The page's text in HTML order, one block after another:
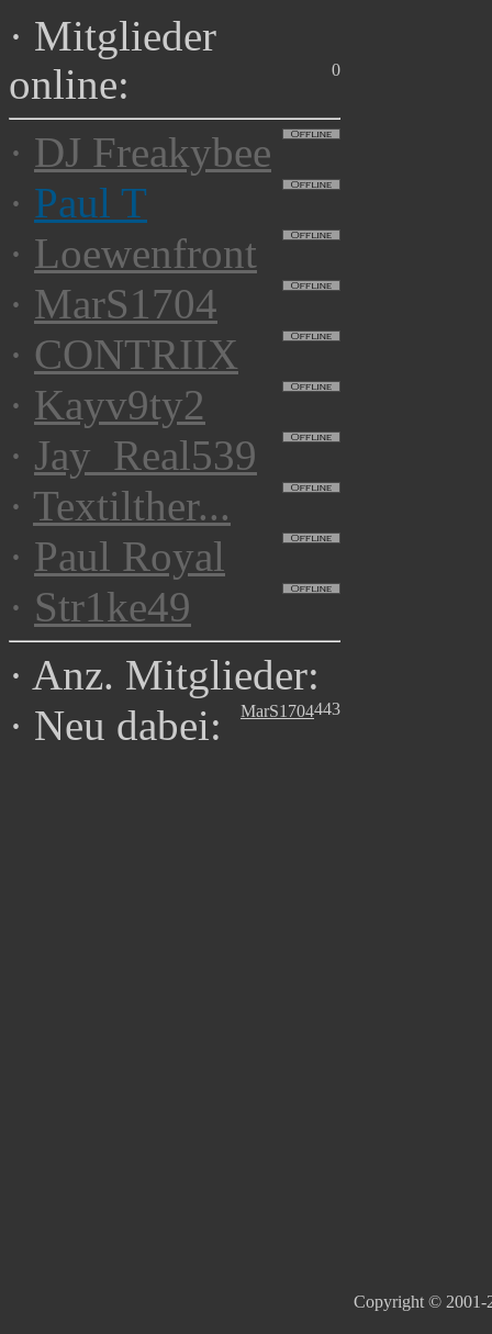
· Mitglieder
online:
0
· DJ Freakybee
· Paul T
· Loewenfront
· MarS1704
· CONTRIIX
· Kayv9ty2
· Jay_Real539
· Textilther...
· Paul Royal
· Str1ke49
· Anz. Mitglieder:
443
· Neu dabei: MarS1704
Copyright © 2001-